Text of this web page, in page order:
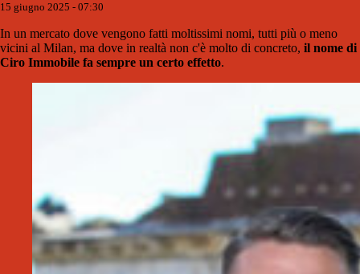
15 giugno 2025 - 07:30
In un mercato dove vengono fatti moltissimi nomi, tutti più o meno
vicini al Milan, ma dove in realtà non c'è molto di concreto, il nome di
Ciro Immobile fa sempre un certo effetto.